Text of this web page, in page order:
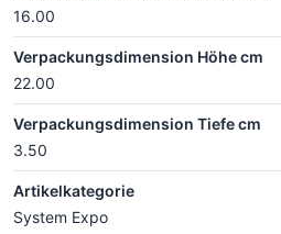
16.00
Verpackungsdimension Höhe cm
22.00
Verpackungsdimension Tiefe cm
3.50
Artikelkategorie
System Expo